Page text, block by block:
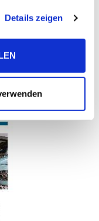
Details zeigen